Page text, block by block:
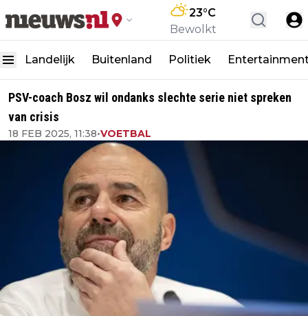
23°C
Bewolkt
Landelijk Buitenland Politiek
PSV-coach Bosz wil ondanks slechte serie niet spreken
van crisis
18 FEB 2025, 11:38•VOETBAL